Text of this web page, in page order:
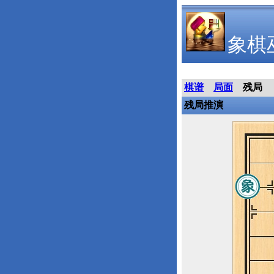
象棋
棋谱 局面
残局
残局推演